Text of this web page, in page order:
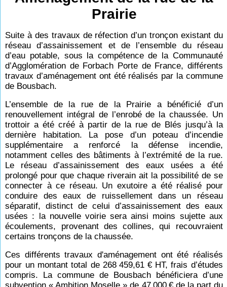
Prairie
Suite à des travaux de réfection d’un tronçon existant du
réseau d’assainissement et de l’ensemble du réseau
d’eau potable, sous la compétence de la Communauté
d’Agglomération de Forbach Porte de France, différents
travaux d’aménagement ont été réalisés par la commune
de Bousbach.
L’ensemble de la rue de la Prairie a bénéficié d’un
renouvellement intégral de l’enrobé de la chaussée. Un
trottoir a été créé à partir de la rue de Blés jusqu’à la
dernière habitation. La pose d’un poteau d’incendie
supplémentaire a renforcé la défense incendie,
notamment celles des bâtiments à l’extrémité de la rue.
Le réseau d’assainissement des eaux usées a été
prolongé pour que chaque riverain ait la possibilité de se
connecter à ce réseau. Un exutoire a été réalisé pour
conduire des eaux de ruissellement dans un réseau
séparatif, distinct de celui d’assainissement des eaux
usées : la nouvelle voirie sera ainsi moins sujette aux
écoulements, provenant des collines, qui recouvraient
certains tronçons de la chaussée.
Ces différents travaux d'aménagement ont été réalisés
pour un montant total de 268 459,61 € HT, frais d’études
compris. La commune de Bousbach bénéficiera d’une